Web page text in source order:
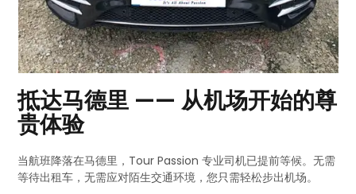
抵达马德里 —— 从机场开始的尊
贵体验
当航班降落在马德里，Tour Passion 专业司机已提前等候。无需
等待出租车，无需应对陌生交通环境，您只需轻松步出机场。